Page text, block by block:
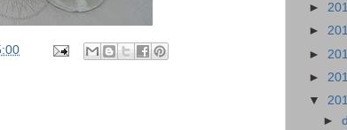
►
►
►
►
▼
►